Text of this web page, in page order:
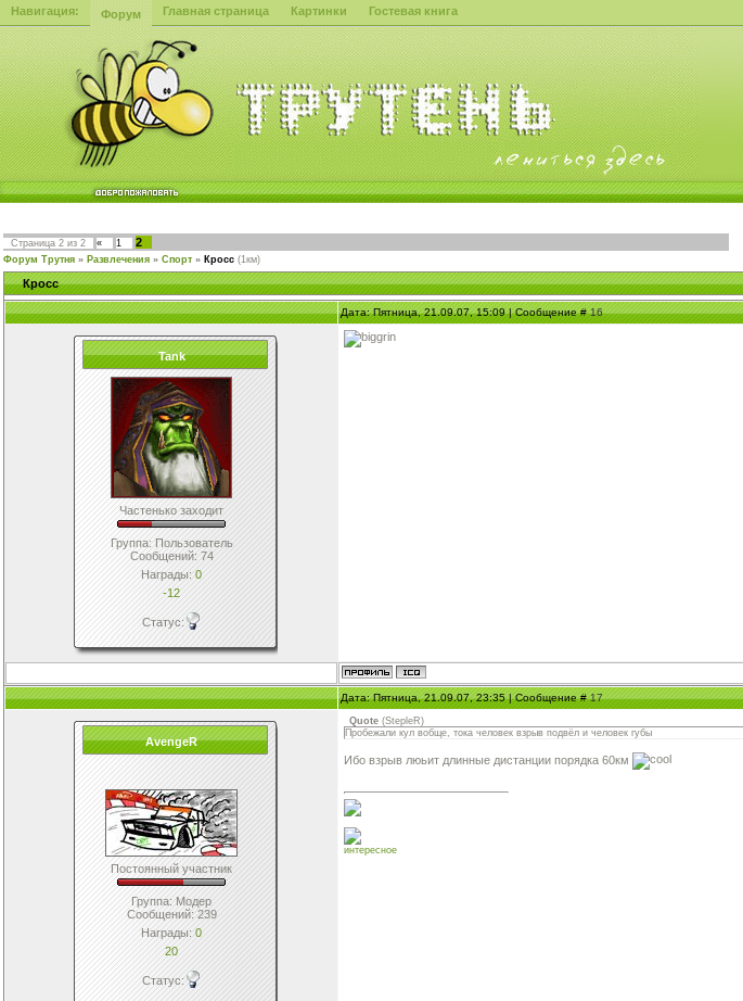
Навигация: Форум Главная страница Картинки Гостевая книга
Страница 2 из 2 « 1 2
Форум Трутня » Развлечения » Спорт » Кросс (1км)
Кросс
Дата: Пятница, 21.09.07, 15:09 | Сообщение #16
Tank
Частенько заходит
Группа: Пользователь
Сообщений:74
Награды:0
-12
Статус:
Дата: Пятница, 21.09.07, 23:35 | Сообщение #17
AvengeR
Постоянный участник
Группа: Модер
Сообщений:239
Награды:0
20
Статус:
Quote (StepleR)
Пробежали кул вобще, тока человек взрыв подвёл и человек губы
Ибо взрыв люьит длинные дистанции порядка 60км
интересное